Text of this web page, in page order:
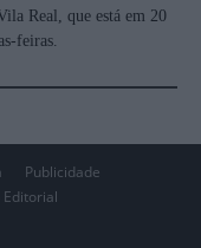
Real, que está em 20
feiras.
Publicidade
Editorial